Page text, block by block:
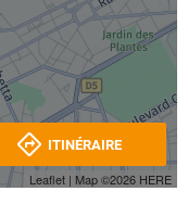
Leaflet | Map ©2026 HERE
ITINÉRAIRE